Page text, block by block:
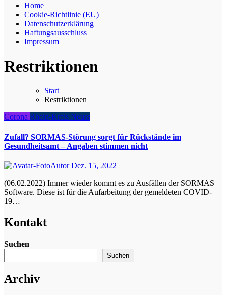
Home
Cookie-Richtlinie (EU)
Datenschutzerklärung
Haftungsausschluss
Impressum
Restriktionen
Start
Restriktionen
Corona Rhein-Kreis Neuss
Zufall? SORMAS-Störung sorgt für Rückstände im
Gesundheitsamt – Angaben stimmen nicht
AutorDez. 15, 2022
(06.02.2022) Immer wie­der kommt es zu Aus­fäl­len der SORMAS
Soft­ware. Die­se ist für die Auf­ar­bei­tung der gemel­de­ten COVID-
19…
Kontakt
Suchen
Suchen
Archiv